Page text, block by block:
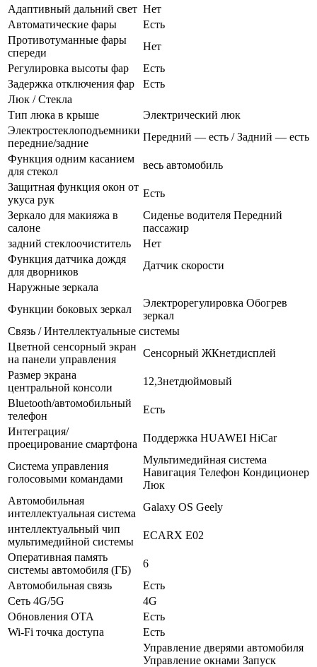
Адаптивный дальний свет Нет
Автоматические фары
Есть
Противотуманные фары
спереди
Нет
Регулировка высоты фар
Есть
Задержка отключения фар
Есть
Люк / Стекла
Тип люка в крыше
Электрический люк
Электростеклоподъемники
передние/задние
Передний — есть / Задний — есть
Функция одним касанием
для стекол
весь автомобиль
Защитная функция окон от
укуса рук
Есть
Зеркало для макияжа в
салоне
Сиденье водителя Передний
пассажир
задний стеклоочиститель
Нет
Функция датчика дождя
для дворников
Датчик скорости
Наружные зеркала
Функции боковых зеркал
Электрорегулировка Обогрев
зеркал
Связь / Интеллектуальные системы
Цветной сенсорный экран
на панели управления
Сенсорный ЖКнетдисплей
Размер экрана
центральной консоли
12,3нетдюймовый
Bluetooth/автомобильный
телефон
Есть
Интеграция/
проецирование смартфона
Поддержка HUAWEI HiCar
Система управления
голосовыми командами
Мультимедийная система
Навигация Телефон Кондиционер
Люк
Автомобильная
интеллектуальная система
Galaxy OS Geely
интеллектуальный чип
мультимедийной системы
ECARX E02
Оперативная память
системы автомобиля (ГБ)
6
Автомобильная связь
Есть
Сеть 4G/5G
4G
Обновления OTA
Есть
Wi-Fi точка доступа
Есть
Управление дверями автомобиля
Управление окнами Запуск